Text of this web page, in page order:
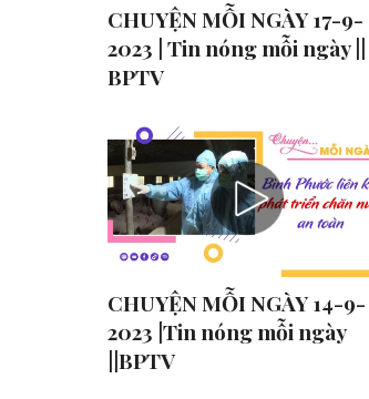
CHUYỆN MỖI NGÀY 17-9-
2023 | Tin nóng mỗi ngày ||
BPTV
CHUYỆN MỖI NGÀY 14-9-
2023 |Tin nóng mỗi ngày
||BPTV